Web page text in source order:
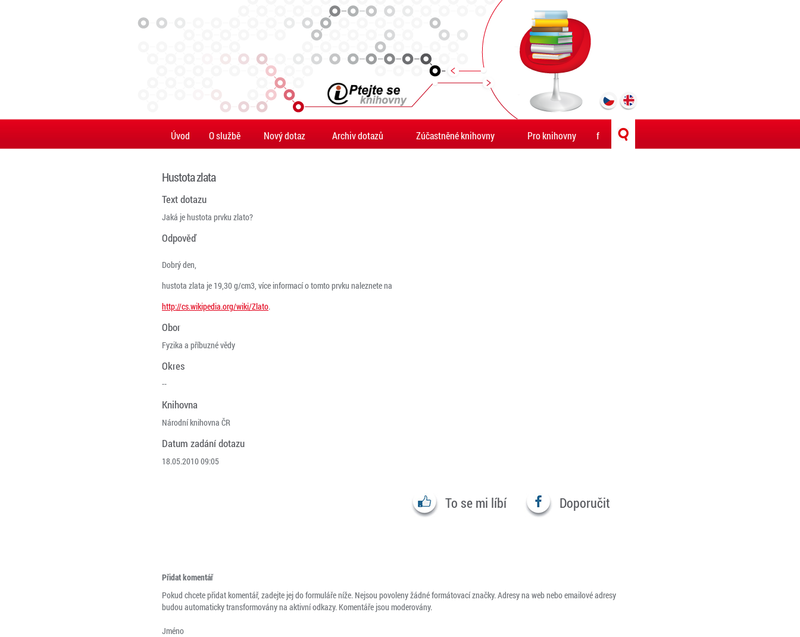
Úvod O službě Nový dotaz Archiv dotazů Zúčastněné knihovny Pro knihovny f
Hustota zlata
Text dotazu
Jaká je hustota prvku zlato?
Odpověď
Dobrý den,
hustota zlata je 19,30 g/cm3, více informací o tomto prvku naleznete na
http://cs.wikipedia.org/wiki/Zlato.
Obor
Fyzika a příbuzné vědy
Okres
--
Knihovna
Národní knihovna ČR
Datum zadání dotazu
18.05.2010 09:05
To se mi líbí Doporučit
Přidat komentář
Pokud chcete přidat komentář, zadejte jej do formuláře níže. Nejsou povoleny žádné formátovací značky. Adresy na web nebo emailové adresy
budou automaticky transformovány na aktivní odkazy. Komentáře jsou moderovány.
Jméno